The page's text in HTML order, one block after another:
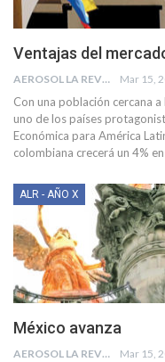
Ventajas del
AEROSOL LA REVISTA Mar 15,
Con una población cercana
uno de los países
Económica para América
colombiana crecerá un 4%
ALR - AÑO X
México avanza
AEROSOL LA REVISTA Mar 15,